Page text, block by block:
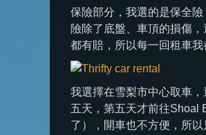
保險部分，我選的是保全
險除了底盤、車頂的損傷
都有賠，所以每一回租車我
我選擇在雪梨市中心取車
五天，第五天才前往Shoal
了），開車也不方便，所